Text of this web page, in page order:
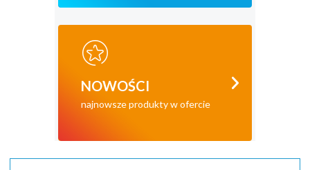
NOWOŚCI
najnowsze produkty w ofercie